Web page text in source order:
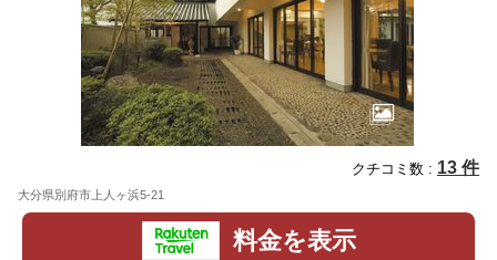
クチコミ数 : 13 件
大分県別府市上人ヶ浜5-21
料金を表示